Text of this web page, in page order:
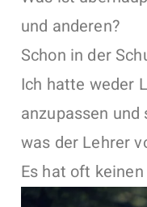
und anderen?
Schon in der
Ich hatte weder
anzupassen
was der Lehrer
Es hat oft